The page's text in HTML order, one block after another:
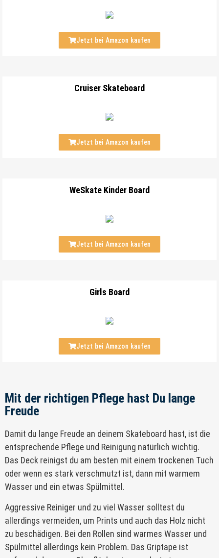
Jetzt bei Amazon kaufen
Cruiser Skateboard
Jetzt bei Amazon kaufen
WeSkate Kinder Board
Jetzt bei Amazon kaufen
Girls Board
Jetzt bei Amazon kaufen
Mit der richtigen Pflege hast Du lange
Freude
Damit du lange Freude an deinem Skateboard hast, ist die
entsprechende Pflege und Reinigung natürlich wichtig.
Das Deck reinigst du am besten mit einem trockenen Tuch
oder wenn es stark verschmutzt ist, dann mit warmem
Wasser und ein etwas Spülmittel.
Aggressive Reiniger und zu viel Wasser solltest du
allerdings vermeiden, um Prints und auch das Holz nicht
zu beschädigen. Bei den Rollen sind warmes Wasser und
Spülmittel allerdings kein Problem. Das Griptape ist